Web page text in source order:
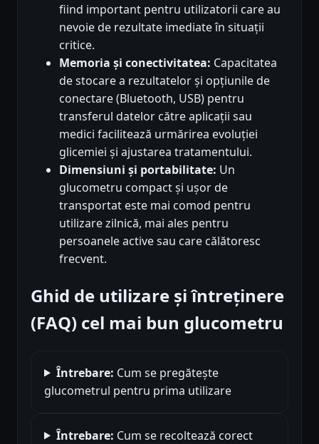
fiind important pentru utilizatorii care au
nevoie de rezultate imediate în situații
critice.
Memoria și conectivitatea: Capacitatea
de stocare a rezultatelor și opțiunile de
conectare (Bluetooth, USB) pentru
transferul datelor către aplicații sau
medici facilitează urmărirea evoluției
glicemiei și ajustarea tratamentului.
Dimensiuni și portabilitate: Un
glucometru compact și ușor de
transportat este mai comod pentru
utilizare zilnică, mai ales pentru
persoanele active sau care călătoresc
frecvent.
Ghid de utilizare și întreținere
(FAQ) cel mai bun glucometru
Întrebare: Cum se pregătește
glucometrul pentru prima utilizare
Întrebare: Cum se recoltează corect